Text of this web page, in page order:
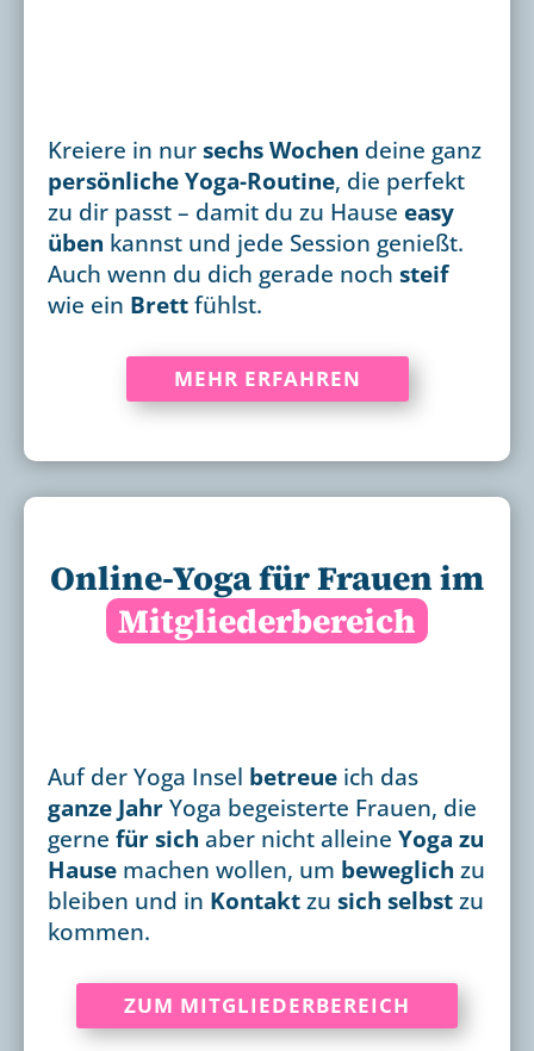
Kreiere in nursechs Wochen deine ganz
persönliche Yoga-Routine, die perfekt
zu dir passt – damit du zu Hause easy
üben kannst und jede Session genießt.
Auch wenn du dich gerade noch steif
wie ein Brettfühlst.
MEHR ERFAHREN
Online-Yoga für Frauen im
Mitgliederbereich
Auf der Yoga Insel betreue ich das
ganze JahrYoga begeisterte Frauen, die
gerne für sich aber nicht alleine Yoga zu
Hause machen wollen, um beweglich zu
bleiben und in Kontaktzu sich selbstzu
kommen.
ZUM MITGLIEDERBEREICH